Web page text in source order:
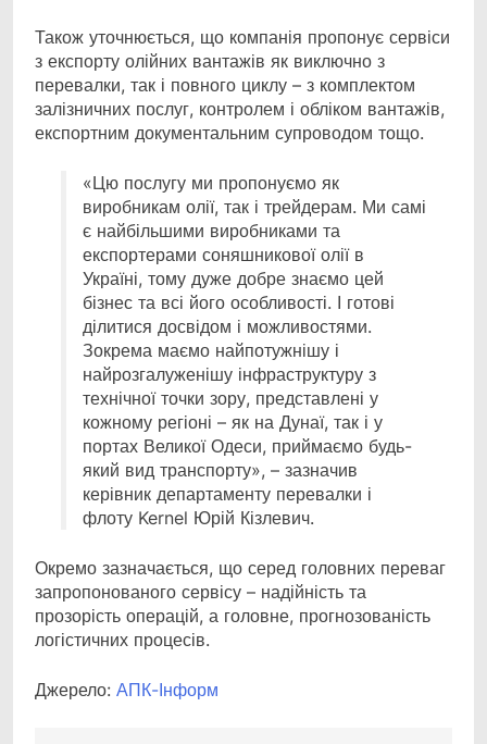
Також уточнюється, що компанія пропонує сервіси
з експорту олійних вантажів як виключно з
перевалки, так і повного циклу – з комплектом
залізничних послуг, контролем і обліком вантажів,
експортним документальним супроводом тощо.
«Цю послугу ми пропонуємо як
виробникам олії, так і трейдерам. Ми самі
є найбільшими виробниками та
експортерами соняшникової олії в
Україні, тому дуже добре знаємо цей
бізнес та всі його особливості. І готові
ділитися досвідом і можливостями.
Зокрема маємо найпотужнішу і
найрозгалуженішу інфраструктуру з
технічної точки зору, представлені у
кожному регіоні – як на Дунаї, так і у
портах Великої Одеси, приймаємо будь-
який вид транспорту», – зазначив
керівник департаменту перевалки і
флоту Kernel Юрій Кізлевич.
Окремо зазначається, що серед головних переваг
запропонованого сервісу – надійність та
прозорість операцій, а головне, прогнозованість
логістичних процесів.
Джерело: АПК-Інформ